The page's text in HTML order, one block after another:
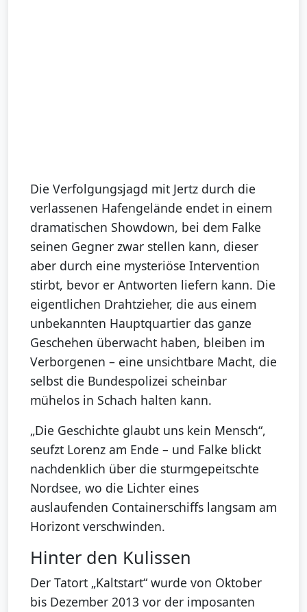
Die Verfolgungsjagd mit Jertz durch die
verlassenen Hafengelände endet in einem
dramatischen Showdown, bei dem Falke
seinen Gegner zwar stellen kann, dieser
aber durch eine mysteriöse Intervention
stirbt, bevor er Antworten liefern kann. Die
eigentlichen Drahtzieher, die aus einem
unbekannten Hauptquartier das ganze
Geschehen überwacht haben, bleiben im
Verborgenen – eine unsichtbare Macht, die
selbst die Bundespolizei scheinbar
mühelos in Schach halten kann.
„Die Geschichte glaubt uns kein Mensch“,
seufzt Lorenz am Ende – und Falke blickt
nachdenklich über die sturmgepeitschte
Nordsee, wo die Lichter eines
auslaufenden Containerschiffs langsam am
Horizont verschwinden.
Hinter den Kulissen
Der Tatort „Kaltstart“ wurde von Oktober
bis Dezember 2013 vor der imposanten